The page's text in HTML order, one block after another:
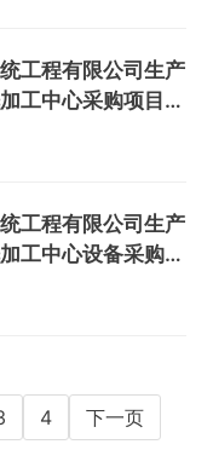
往现场实地考察...
工程有限公司生产
工中心采购项目评
工程有限公司生产
工中心设备采购项
4
下一页